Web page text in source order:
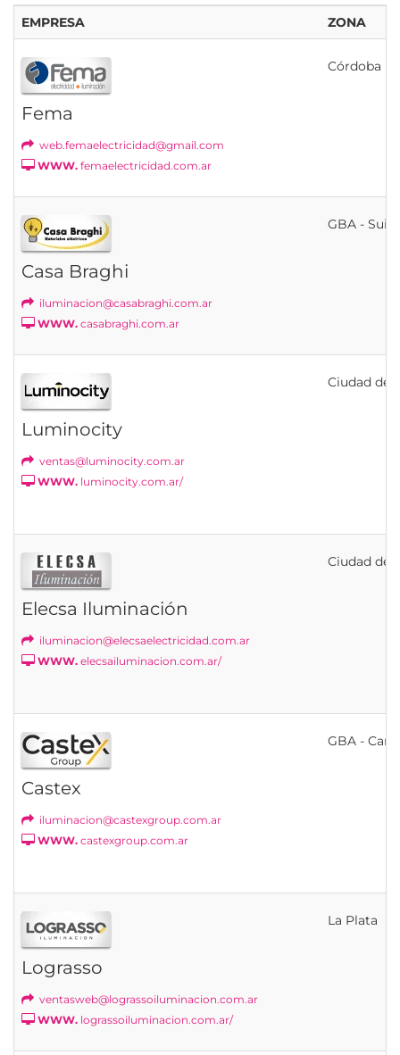
EMPRESA ZONA
Fema
web.femaelectricidad@gmail.com
WWW. femaelectricidad.com.ar
Córdoba
Casa Braghi
iluminacion@casabraghi.com.ar
WWW. casabraghi.com.ar
GBA -
Luminocity
ventas@luminocity.com.ar
WWW. luminocity.com.ar/
Ciudad de
Elecsa Iluminación
iluminacion@elecsaelectricidad.com.ar
WWW. elecsailuminacion.com.ar/
Ciudad de
Castex
iluminacion@castexgroup.com.ar
WWW. castexgroup.com.ar
GBA -
Lograsso
ventasweb@lograssoiluminacion.com.ar
WWW. lograssoiluminacion.com.ar/
La Plata